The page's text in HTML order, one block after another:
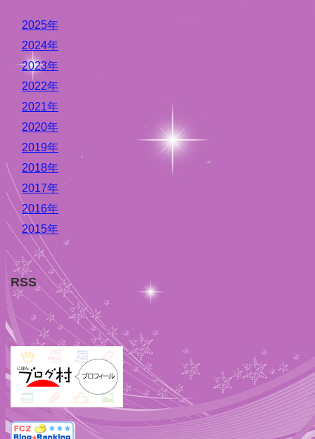
2025年
2024年
2023年
2022年
2021年
2020年
2019年
2018年
2017年
2016年
2015年
RSS